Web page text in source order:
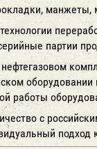
партии
работы
с